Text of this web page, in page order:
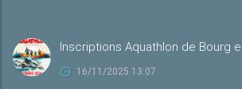
Inscriptions Aquathlon de Bourg
16/11/2025 13:07